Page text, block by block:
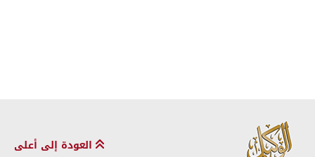
العودة إلى أعلى